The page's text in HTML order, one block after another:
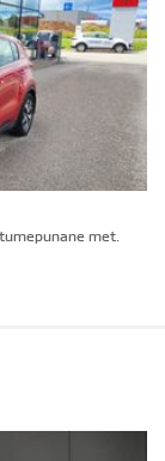
met.